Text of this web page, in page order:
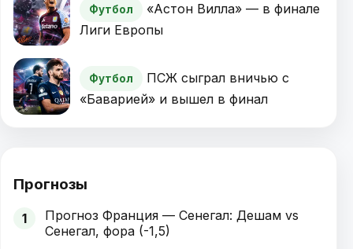
Футбол
«Астон Вилла» — в финале
Лиги Европы
Футбол
ПСЖ сыграл вничью с
«Баварией» и вышел в финал
Прогнозы
1
Прогноз Франция — Сенегал: Дешам vs
Сенегал, фора (-1,5)